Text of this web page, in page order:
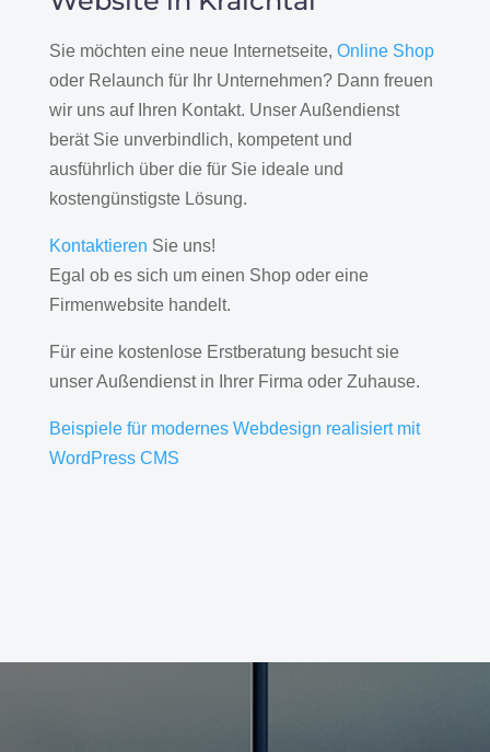
Sie möchten eine neue Internetseite, Online Shop
oder Relaunch für Ihr Unternehmen? Dann freuen
wir uns auf Ihren Kontakt. Unser Außendienst
berät Sie unverbindlich, kompetent und
ausführlich über die für Sie ideale und
kostengünstigste Lösung.
Kontaktieren Sie uns!
Egal ob es sich um einen Shop oder eine
Firmenwebsite handelt.
Für eine kostenlose Erstberatung besucht sie
unser Außendienst in Ihrer Firma oder Zuhause.
Beispiele für modernes Webdesign realisiert mit
WordPress CMS